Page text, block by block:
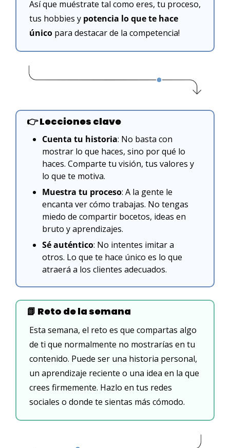
Así que muéstrate tal como eres, tu proceso,
tus hobbies y potencia lo que te hace
único para destacar de la competencia!
👉 Lecciones clave
Cuenta tu historia: No basta con
mostrar lo que haces, sino por qué lo
haces. Comparte tu visión, tus valores y
lo que te motiva.
Muestra tu proceso: A la gente le
encanta ver cómo trabajas. No tengas
miedo de compartir bocetos, ideas en
bruto y aprendizajes.
Sé auténtico: No intentes imitar a
otros. Lo que te hace único es lo que
atraerá a los clientes adecuados.
📗 Reto de la semana
Esta semana, el reto es que compartas algo
de ti que normalmente no mostrarías en tu
contenido. Puede ser una historia personal,
un aprendizaje reciente o una idea en la que
crees firmemente. Hazlo en tus redes
sociales o donde te sientas más cómodo.